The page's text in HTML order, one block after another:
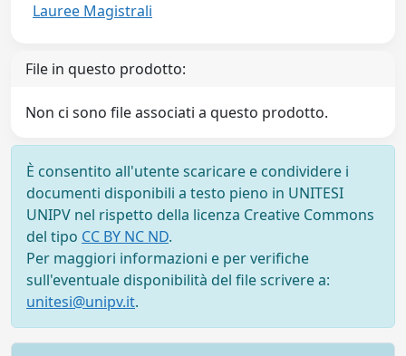
Lauree Magistrali
File in questo prodotto:
Non ci sono file associati a questo prodotto.
È consentito all'utente scaricare e condividere i
documenti disponibili a testo pieno in UNITESI
UNIPV nel rispetto della licenza Creative Commons
del tipo CC BY NC ND.
Per maggiori informazioni e per verifiche
sull'eventuale disponibilità del file scrivere a:
unitesi@unipv.it.